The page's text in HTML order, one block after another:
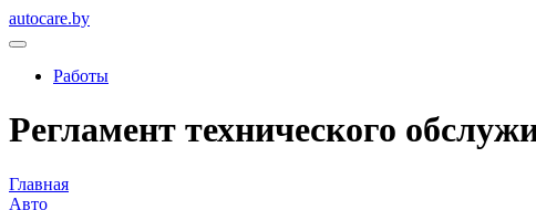
autocare.by
Работы
Регламент технического
Главная
Авто